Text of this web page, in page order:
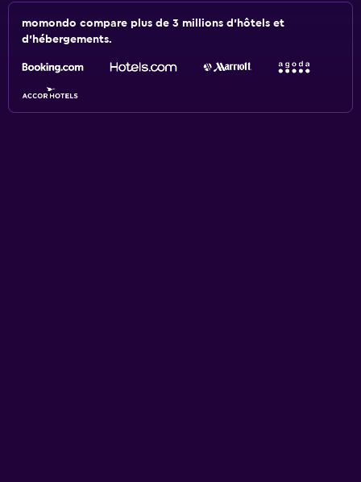
momondo compare plus de 3 millions d'hôtels et
d'hébergements.